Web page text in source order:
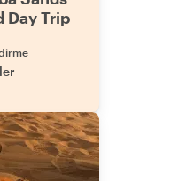
Day Trip